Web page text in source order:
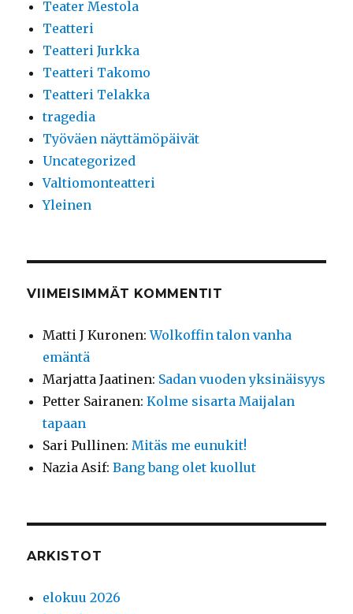
Teater Mestola
Teatteri
Teatteri Jurkka
Teatteri Takomo
Teatteri Telakka
tragedia
Työväen näyttämöpäivät
Uncategorized
Valtiomonteatteri
Yleinen
VIIMEISIMMÄT KOMMENTIT
Matti J Kuronen:Wolkoffin talon vanha
emäntä
Marjatta Jaatinen: Sadan vuoden yksinäisyys
Petter Sairanen:Kolme sisarta Maijalan
tapaan
Sari Pullinen:Mitäs me eunukit!
Nazia Asif:Bang bang olet kuollut
ARKISTOT
elokuu 2026